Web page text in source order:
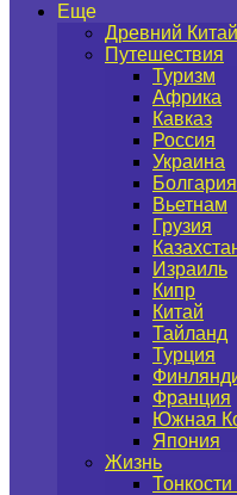
Еще
Древний Китай
Путешествия
Туризм
Африка
Кавказ
Россия
Украина
Болгария
Вьетнам
Грузия
Израиль
Кипр
Китай
Тайланд
Турция
Франция
Южная
Япония
Жизнь